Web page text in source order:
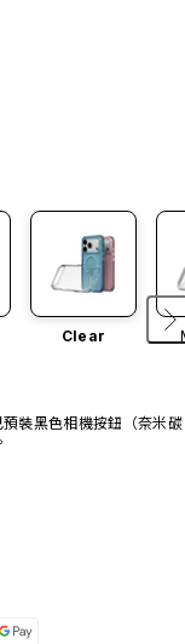
Clear
裝黑色相機按鈕（奈米碳